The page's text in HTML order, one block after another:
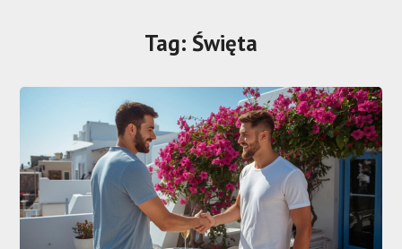
Tag: Święta